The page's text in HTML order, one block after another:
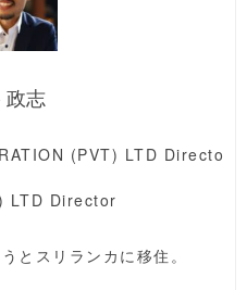
政志
(PVT) LTD Directo
LTD Director
とスリランカに移住。